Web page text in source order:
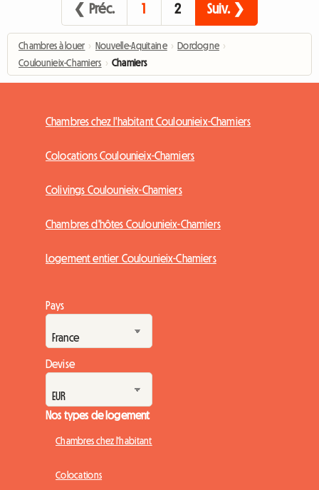
❮ Préc. 1 2 Suiv. ❯
Chambres à louer › Nouvelle-Aquitaine › Dordogne ›
Coulounieix-Chamiers › Chamiers
Chambres chez l'habitant Coulounieix-Chamiers
Colocations Coulounieix-Chamiers
Colivings Coulounieix-Chamiers
Chambres d'hôtes Coulounieix-Chamiers
Logement entier Coulounieix-Chamiers
Pays
Devise
Nos types de logement
Chambres chez l'habitant
Colocations